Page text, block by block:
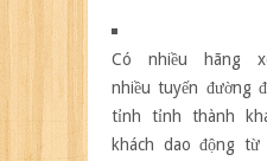
Có nhiều hãng
nhiều tuyến đường
tỉnh tỉnh thành
khách dao động